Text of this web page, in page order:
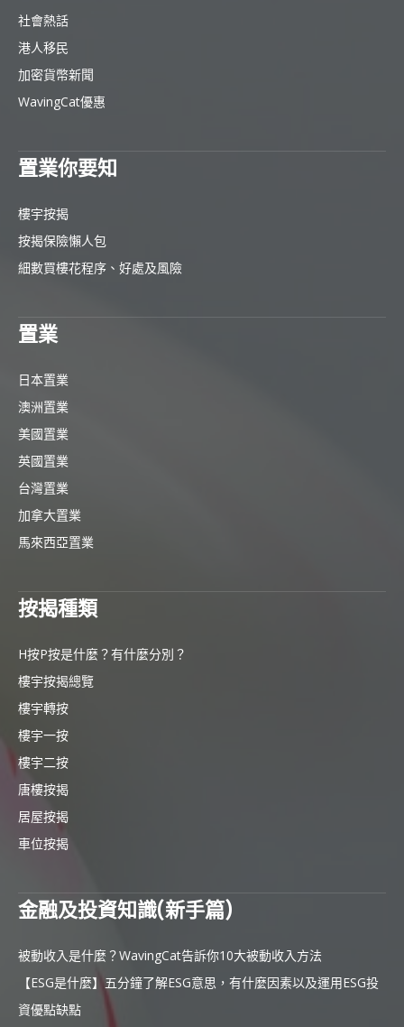
社會熱話
港人移民
加密貨幣新聞
WavingCat優惠
置業你要知
樓宇按揭
按揭保險懶人包
細數買樓花程序、好處及風險
置業
日本置業
澳洲置業
美國置業
英國置業
台灣置業
加拿大置業
馬來西亞置業
按揭種類
H按P按是什麼？有什麼分別？
樓宇按揭總覽
樓宇轉按
樓宇一按
樓宇二按
唐樓按揭
居屋按揭
車位按揭
金融及投資知識(新手篇)
被動收入是什麼？WavingCat告訴你10大被動收入方法
【ESG是什麼】五分鐘了解ESG意思，有什麼因素以及運用ESG投
資優點缺點